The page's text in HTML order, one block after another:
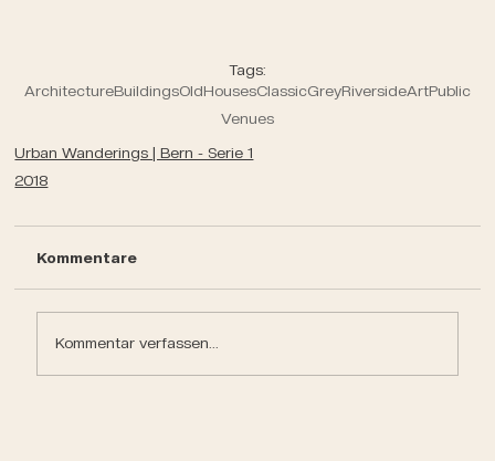
Tags:
ArchitectureBuildingsOldHousesClassicGreyRiversideArtPublic
Venues
Urban Wanderings | Bern - Serie 1
2018
Kommentare
Kommentar verfassen...